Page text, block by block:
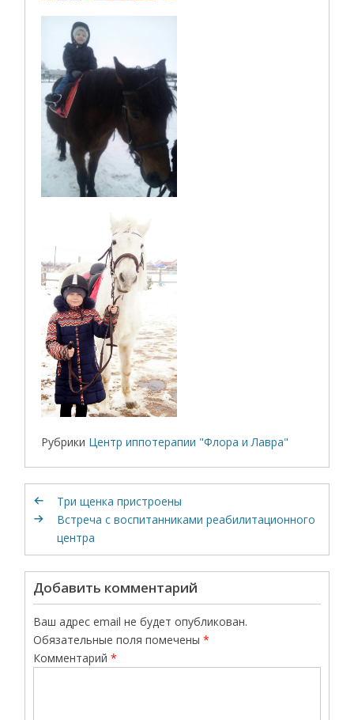
Рубрики Центр иппотерапии "Флора и Лавра"
Три щенка пристроены
Встреча с воспитанниками реабилитационного
центра
Добавить комментарий
Ваш адрес email не будет опубликован.
Обязательные поля помечены*
Комментарий*